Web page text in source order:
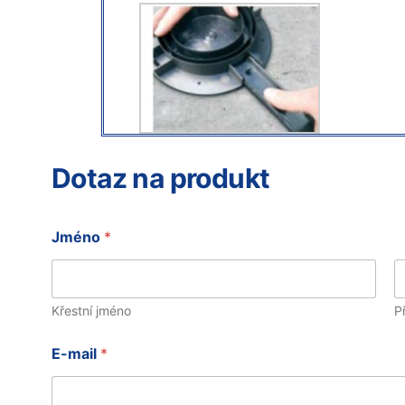
Dotaz na produkt
Jméno *
Křestní jméno
E
-
E-mail *